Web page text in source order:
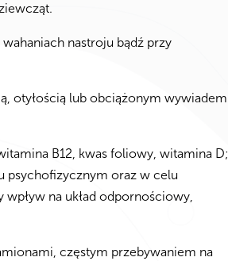
nastroju bądź przy
otyłością lub obciążonym wywiadem
B12, kwas foliowy, witamina D;
psychofizycznym oraz w celu
na układ odpornościowy,
częstym przebywaniem na